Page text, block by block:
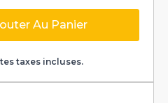
Au Panier
taxes incluses.